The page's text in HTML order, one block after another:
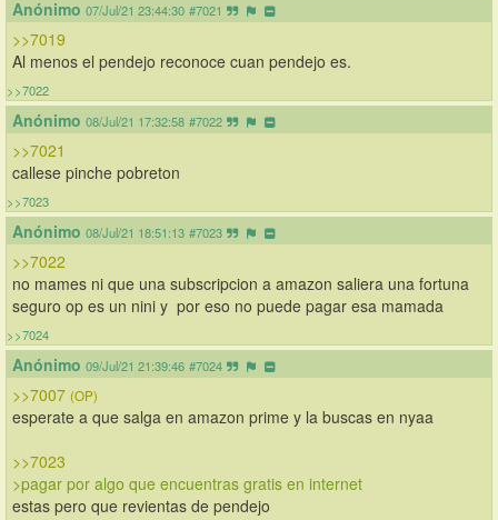
Anónimo 07/Jul/21 23:44:30 #7021
>>7019
Al menos el pendejo reconoce cuan pendejo es.
>>7022
Anónimo 08/Jul/21 17:32:58 #7022
>>7021
callese pinche pobreton
>>7023
Anónimo 08/Jul/21 18:51:13 #7023
>>7022
no mames ni que una subscripcion a amazon saliera una fortuna
seguro op es un nini y  por eso no puede pagar esa mamada
>>7024
Anónimo 09/Jul/21 21:39:46 #7024
>>7007 (OP)
esperate a que salga en amazon prime y la buscas en nyaa
>>7023
>pagar por algo que encuentras gratis en internet
estas pero que revientas de pendejo